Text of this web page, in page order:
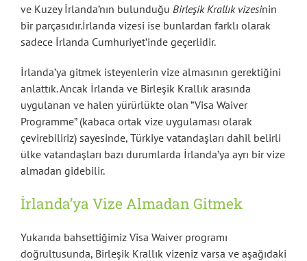
ve Kuzey İrlanda’nın bulunduğu Birleşik Krallık vizesinin
bir parçasıdır.İrlanda vizesi ise bunlardan farklı olarak
sadece İrlanda Cumhuriyet’inde geçerlidir.
İrlanda’ya gitmek isteyenlerin vize almasının gerektiğini
anlattık. Ancak İrlanda ve Birleşik Krallık arasında
uygulanan ve halen yürürlükte olan ”Visa Waiver
Programme” (kabaca ortak vize uygulaması olarak
çevirebiliriz) sayesinde, Türkiye vatandaşları dahil belirli
ülke vatandaşları bazı durumlarda İrlanda’ya ayrı bir vize
almadan gidebilir.
İrlanda’ya Vize Almadan Gitmek
Yukarıda bahsettiğimiz Visa Waiver programı
doğrultusunda, Birleşik Krallık vizeniz varsa ve aşağıdaki